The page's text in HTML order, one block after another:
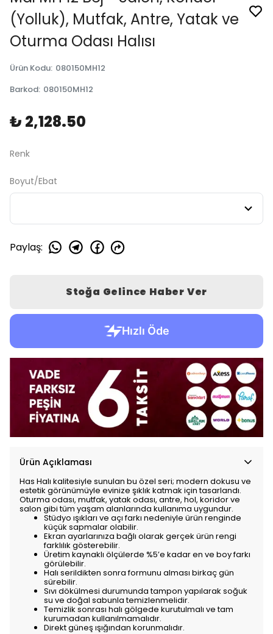
(Yolluk), Mutfak, Antre, Yatak ve
Oturma Odası Halısı
Ürün Kodu: 080150MH12
Barkod: 080150MH12
₺ 2,128.50
Renk
Boyut/Ebat
Paylaş:
Stoğa Gelince Haber Ver
Ürün Açıklaması
Has Halı kalitesiyle sunulan bu özel seri; modern dokusu ve
estetik görünümüyle evinize şıklık katmak için tasarlandı.
Oturma odası, mutfak, yatak odası, antre, hol, koridor ve
salon gibi tüm yaşam alanlarında kullanıma uygundur.
Stüdyo ışıkları ve açı farkı nedeniyle ürün renginde
küçük sapmalar olabilir.
Ekran ayarlarınıza bağlı olarak gerçek ürün rengi
farklılık gösterebilir.
Üretim kaynaklı ölçülerde %5’e kadar en ve boy farkı
görülebilir.
Halı serildikten sonra formunu alması birkaç gün
sürebilir.
Sıvı dökülmesi durumunda tampon yapılarak soğuk
su ve doğal sabunla temizlenmelidir.
Temizlik sonrası halı gölgede kurutulmalı ve tam
kurumadan kullanılmamalıdır.
Direkt güneş ışığından korunmalıdır.